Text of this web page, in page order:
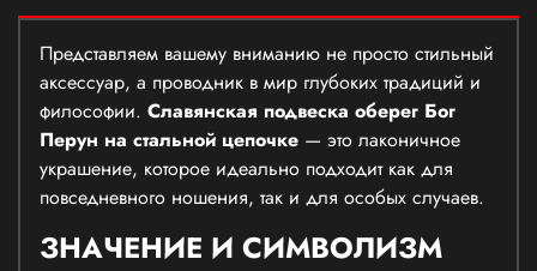
Представляем вашему вниманию не просто стильный
аксессуар, а проводник в мир глубоких традиций и
философии. Славянская подвеска оберег Бог
Перун на стальной цепочке — это лаконичное
украшение, которое идеально подходит как для
повседневного ношения, так и для особых случаев.
ЗНАЧЕНИЕ И СИМВОЛИЗМ